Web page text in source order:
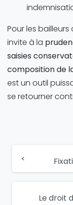
Pour les
invite à la
saisies
composition de
est un outil
se retourner
la